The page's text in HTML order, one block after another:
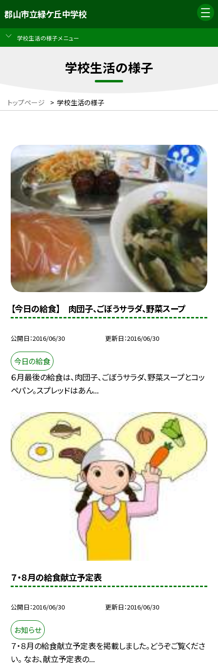
郡山市立緑ケ丘中学校
学校生活の様子メニュー
学校生活の様子
トップページ > 学校生活の様子
【今日の給食】 肉団子、ごぼうサラダ、野菜スープ
公開日 2016/06/30 更新日 2016/06/30
今日の給食
６月最後の給食は、肉団子、ごぼうサラダ、野菜スープとコッ
ペパン。スプレッドはあん...
７・８月の給食献立予定表
公開日 2016/06/30 更新日 2016/06/30
お知らせ
７・８月の給食献立予定表を掲載しました。どうぞご覧くださ
い。 なお、献立予定表の...